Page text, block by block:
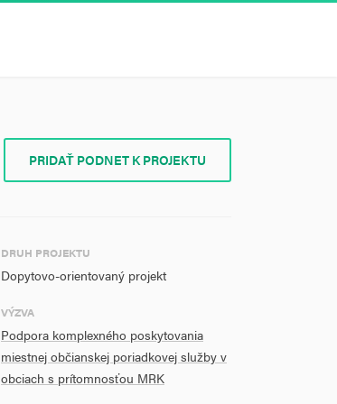
PRIDAŤ PODNET K PROJEKTU
DRUH PROJEKTU
Dopytovo-orientovaný projekt
VÝZVA
Podpora komplexného poskytovania
miestnej občianskej poriadkovej služby v
obciach s prítomnosťou MRK